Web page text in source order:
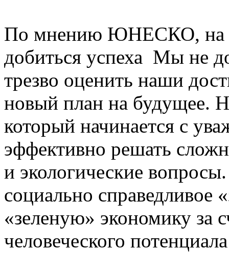
По мнению ЮНЕСКО, на
добиться успеха Мы не
трезво оценить наши
новый план на будущее.
который начинается с
эффективно решать
и экологические
социально справедливое
«зеленую» экономику за
человеческого